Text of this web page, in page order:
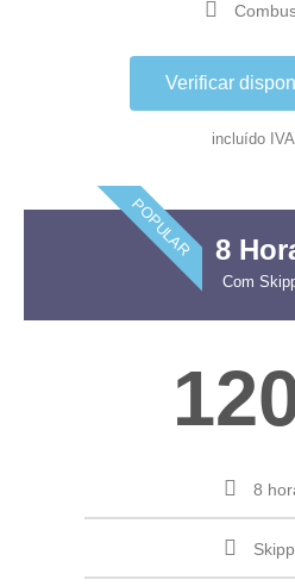
Verificar
incluído
POPULAR 8
Com
8